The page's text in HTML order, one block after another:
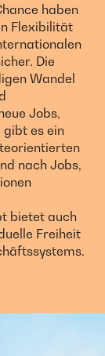
haben
Flexibilität
Die
Wandel
Jobs,
es ein
nach Jobs,
bietet auch
Freiheit